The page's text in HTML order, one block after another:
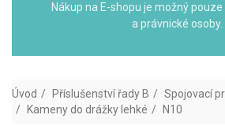
Nákup na E-shopu je možný
a právnické osoby.
Úvod Příslušenství řady B
Spojovací
Kameny do drážky lehké
N10